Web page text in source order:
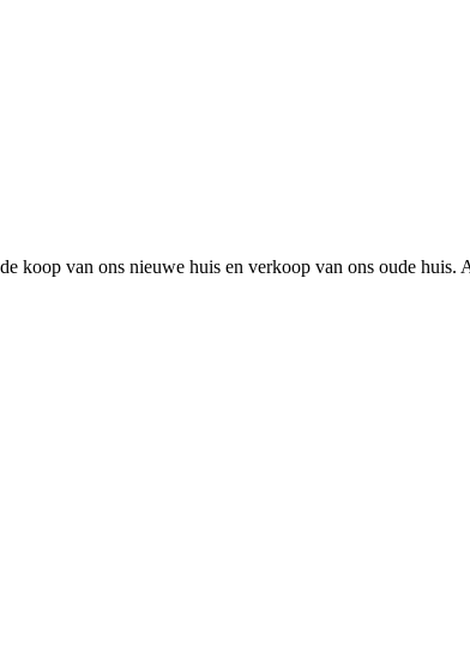
koop van ons nieuwe huis en verkoop van ons oude